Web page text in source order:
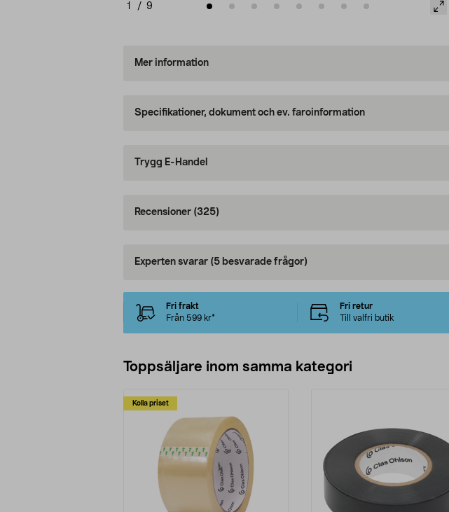
1 / 9
Mer information
Specifikationer, dokument och ev. faroinformation
Trygg E-Handel
Recensioner (325)
Experten svarar (5 besvarade frågor)
Fri frakt
Från 599 kr*
Fri retur
Till valfri butik
Toppsäljare inom samma kategori
Kolla priset